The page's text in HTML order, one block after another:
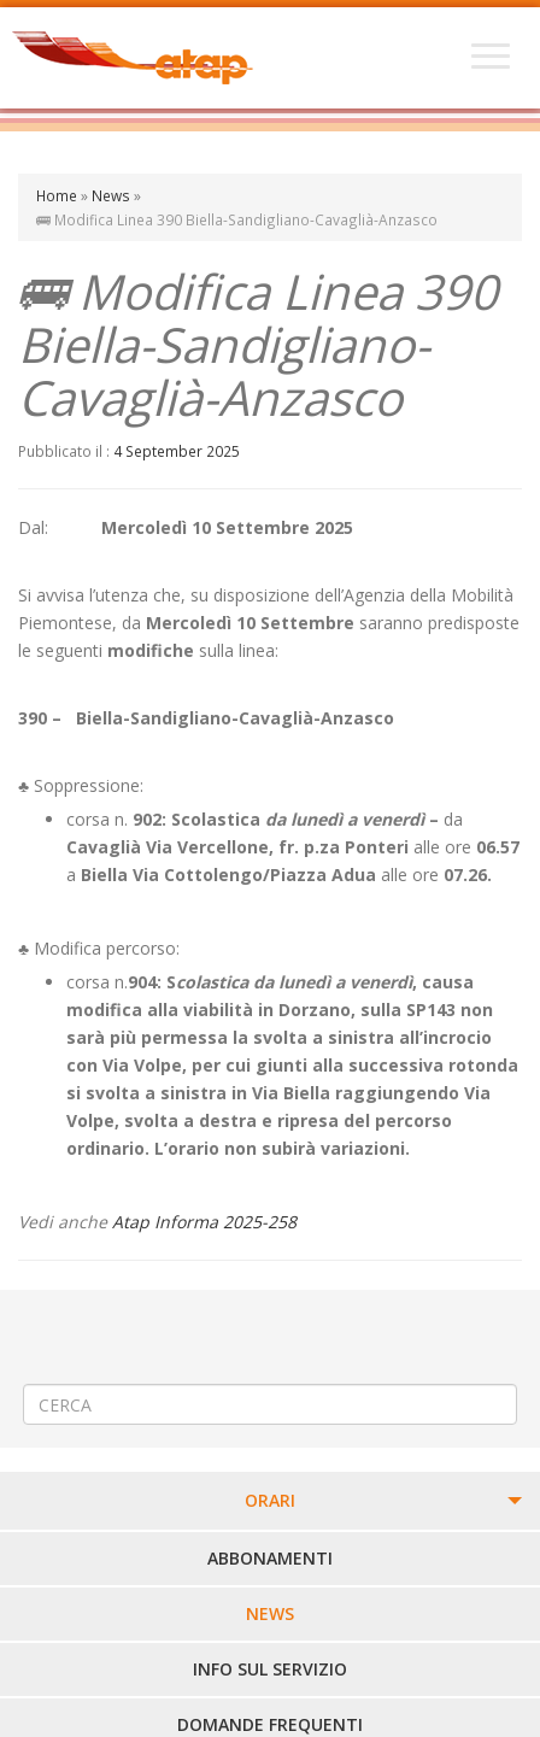
Home » News »
🚌 Modifica Linea 390 Biella-Sandigliano-Cavaglià-Anzasco
🚌 Modifica Linea 390
Biella-Sandigliano-
Cavaglià-Anzasco
Pubblicato il : 4 September 2025
Dal: Mercoledì 10 Settembre 2025
Si avvisa l’utenza che, su disposizione dell’Agenzia della Mobilità
Piemontese, da Mercoledì 10 Settembre saranno predisposte
le seguenti modifiche sulla linea:
390 – Biella-Sandigliano-Cavaglià-Anzasco
♣ Soppressione:
corsa n. 902: Scolastica da lunedì a venerdì– da
Cavaglià Via Vercellone, fr. p.za Ponteri alle ore 06.57
a Biella Via Cottolengo/Piazza Adua alle ore 07.26.
♣ Modifica percorso:
corsa n.904: Scolastica da lunedì a venerdì, causa
modifica alla viabilità in Dorzano, sulla SP143 non
sarà più permessa la svolta a sinistra all’incrocio
con Via Volpe, per cui giunti alla successiva rotonda
si svolta a sinistra in Via Biella raggiungendo Via
Volpe, svolta a destra e ripresa del percorso
ordinario. L’orario non subirà variazioni.
Vedi ancheAtap Informa 2025-258
ORARI
PERCORSI URBANI IN BIELLA
LINEE URBANE VERCELLI
LINEE EXTRAURBANE
ABBONAMENTI
NEWS
INFO SUL SERVIZIO
DOMANDE FREQUENTI